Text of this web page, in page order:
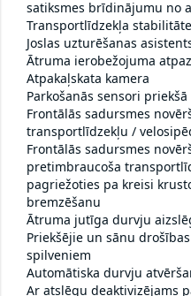
satiksmes brīdinājumu no
Transportlīdzekļa
Joslas uzturēšanas
Ātruma ierobežojuma
Atpakaļskata kamera
Parkošanās sensori
Frontālās sadursmes
transportlīdzekļu /
Frontālās sadursmes
pretimbraucoša
pagriežoties pa kreisi
bremzēšanu
Ātruma jutīga durvju
Priekšējie un sānu
spilveniem
Automātiska durvju
Ar atslēgu deaktivizējams